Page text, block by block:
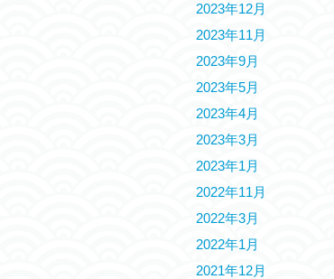
2023年12月
2023年11月
2023年9月
2023年5月
2023年4月
2023年3月
2023年1月
2022年11月
2022年3月
2022年1月
2021年12月